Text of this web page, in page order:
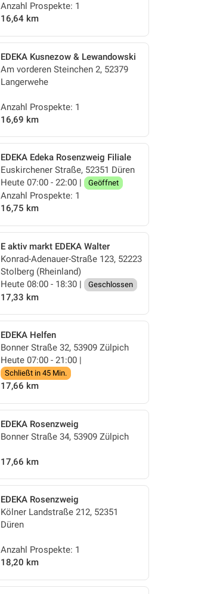
Anzahl Prospekte: 1
16,64 km
EDEKA Kusnezow & Lewandowski
Am vorderen Steinchen 2, 52379
Langerwehe
Anzahl Prospekte: 1
16,69 km
EDEKA Edeka Rosenzweig Filiale
Euskirchener Straße, 52351 Düren
Heute 07:00 - 22:00 |
Geöffnet
Anzahl Prospekte: 1
16,75 km
E aktiv markt EDEKA Walter
Konrad-Adenauer-Straße 123, 52223
Stolberg (Rheinland)
Heute 08:00 - 18:30 |
Geschlossen
17,33 km
EDEKA Helfen
Bonner Straße 32, 53909 Zülpich
Heute 07:00 - 21:00 |
Schließt in 45 Min.
17,66 km
EDEKA Rosenzweig
Bonner Straße 34, 53909 Zülpich
17,66 km
EDEKA Rosenzweig
Kölner Landstraße 212, 52351
Düren
Anzahl Prospekte: 1
18,20 km